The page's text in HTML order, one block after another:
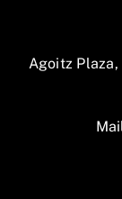
Agoitz Plaza,